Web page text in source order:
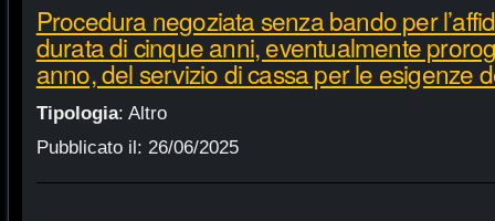
Procedura negoziata senza bando per
durata di cinque anni, eventualmente
anno, del servizio di cassa per le esigenze
Tipologia: Altro
Pubblicato il: 26/06/2025